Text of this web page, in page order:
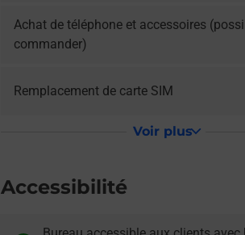
Achat de téléphone et accessoires
commander)
Remplacement de carte SIM
Voir plus
Accessibilité